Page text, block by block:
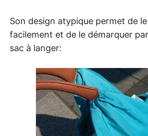
Son design atypique permet de
facilement et de le démarquer
sac à langer: